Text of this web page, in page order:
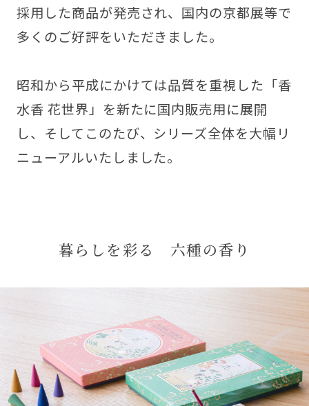
採用した商品が発売され、国内の京都展等で
多くのご好評をいただきました。
昭和から平成にかけては品質を重視した「香
水香 花世界」を新たに国内販売用に展開
し、そしてこのたび、シリーズ全体を大幅リ
ニューアルいたしました。
暮らしを彩る 六種の香り